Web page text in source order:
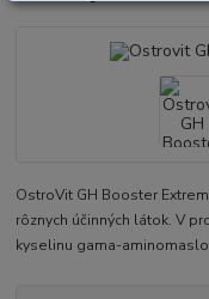
OstroVit GH Booster
rôznych účinných látok. V
kyselinu gama-